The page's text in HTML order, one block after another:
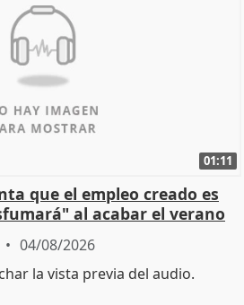
01:11
que el empleo creado es
al acabar el verano
04/08/2026